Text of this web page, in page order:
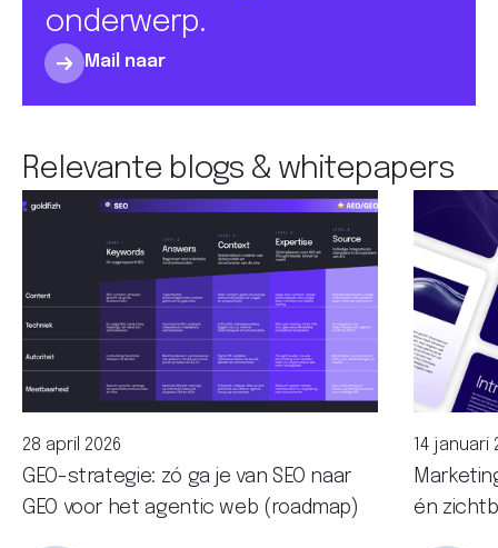
onderwerp.
Mail naar
Relevante blogs & whitepapers
28 april 2026
GEO-strategie: zó ga je van SEO naar
GEO voor het agentic web (roadmap)
14 januari
én